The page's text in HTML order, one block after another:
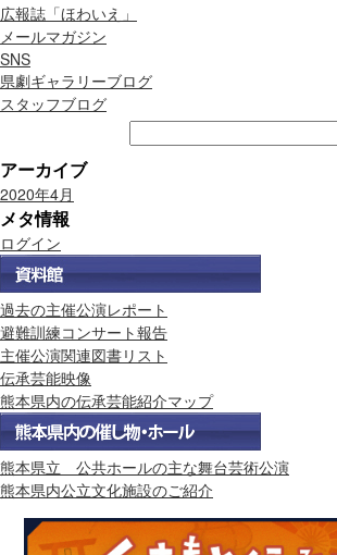
広報誌「ほわいえ」
メールマガジン
SNS
県劇ギャラリーブログ
スタッフブログ
アーカイブ
2020年4月
メタ情報
ログイン
過去の主催公演レポート
避難訓練コンサート報告
主催公演関連図書リスト
伝承芸能映像
熊本県内の伝承芸能紹介マップ
熊本県立 公共ホールの主な舞台芸術公演
熊本県内公立文化施設のご紹介